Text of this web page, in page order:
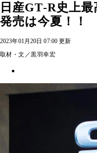
日産GT‐R史上
発売は今夏！！
2023年01月20日 07:00 更新
取材・文／黒羽幸宏